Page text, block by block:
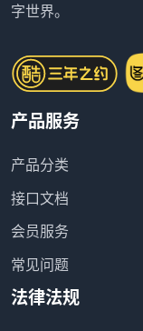
字世界。
产品服务
产品分类
接口文档
会员服务
常见问题
法律法规